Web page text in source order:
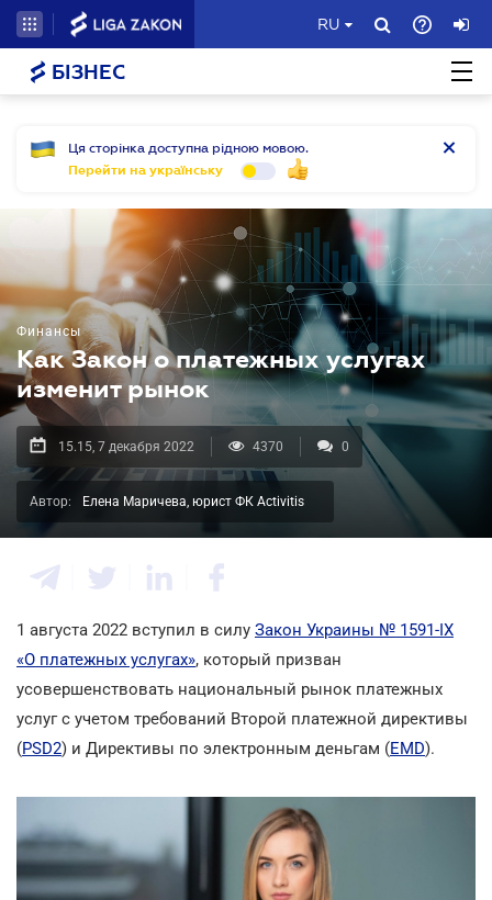
RU
БІЗНЕС
Ця сторінка доступна рідною мовою.
Перейти на українську
Финансы
Как Закон о платежных услугах
изменит рынок
15.15, 7 декабря 2022 4370 0
Автор: Елена Маричева, юрист ФК Activitis
1 августа 2022 вступил в силу Закон Украины № 1591-ІХ
«О платежных услугах», который призван
усовершенствовать национальный рынок платежных
услуг с учетом требований Второй платежной директивы
(PSD2) и Директивы по электронным деньгам (EMD).